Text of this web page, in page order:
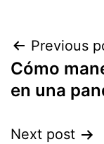
Post
Previous
Cómo
en una
Next post